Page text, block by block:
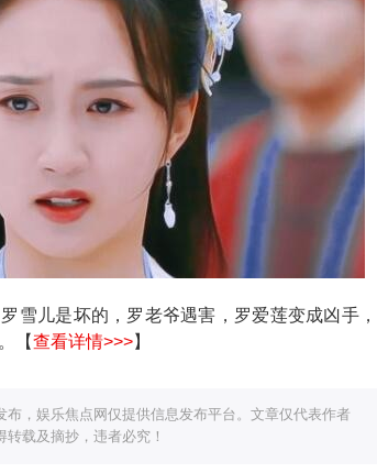
儿是坏的，罗老爷遇害，罗爱莲变成凶手，
【查看详情>>>】
布，娱乐焦点网仅提供信息发布平台。文章仅代表作者
载及摘抄，违者必究！